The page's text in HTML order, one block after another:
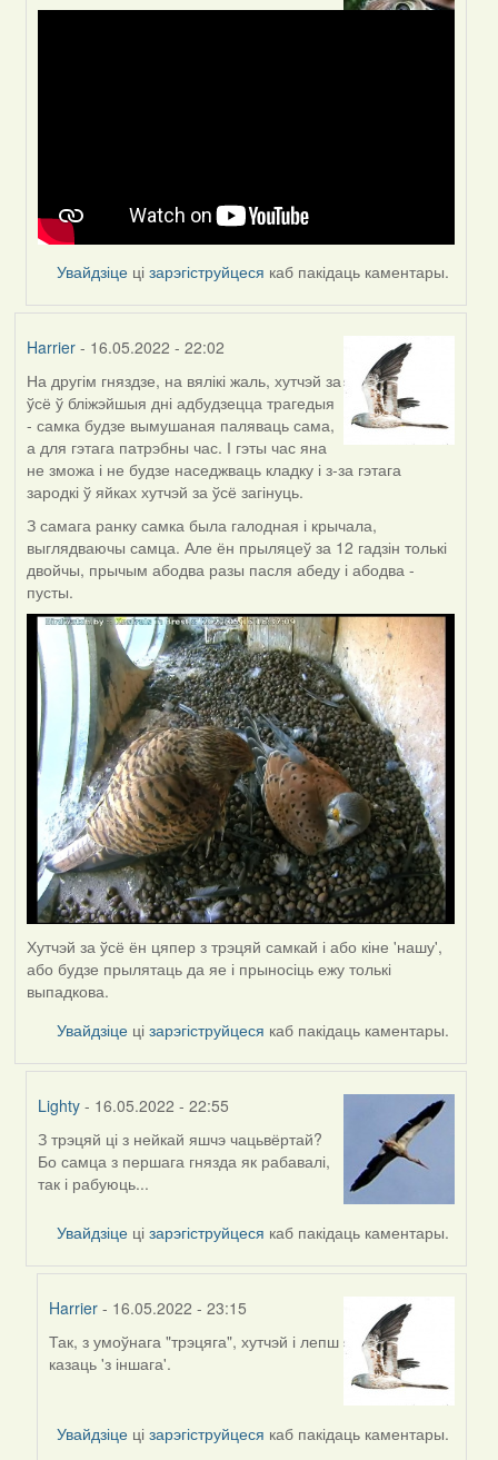
Увайдзіце цізарэгіструйцеся каб пакідаць каментары.
Harrier- 16.05.2022 - 22:02
На другім гняздзе, на вялікі жаль, хутчэй за
ўсё ў бліжэйшыя дні адбудзецца трагедыя
- самка будзе вымушаная паляваць сама,
а для гэтага патрэбны час. І гэты час яна
не зможа і не будзе наседжваць кладку і з-за гэтага
зародкі ў яйках хутчэй за ўсё загінуць.
З самага ранку самка была галодная і крычала,
выглядваючы самца. Але ён прыляцеў за 12 гадзін толькі
двойчы, прычым абодва разы пасля абеду і абодва -
пусты.
Хутчэй за ўсё ён цяпер з трэцяй самкай і або кіне 'нашу',
або будзе прылятаць да яе і прыносіць ежу толькі
выпадкова.
Увайдзіце цізарэгіструйцеся каб пакідаць каментары.
Lighty - 16.05.2022 - 22:55
In
reply
to
Harrier
З трэцяй ці з нейкай яшчэ чацьвёртай?
Бо самца з першага гнязда як рабавалі,
так і рабуюць...
Увайдзіце цізарэгіструйцеся каб пакідаць каментары.
Harrier - 16.05.2022 - 23:15
In
reply
Lighty
Так, з умоўнага "трэцяга", хутчэй і лепш
казаць 'з іншага'.
Увайдзіце цізарэгіструйцеся каб пакідаць каментары.